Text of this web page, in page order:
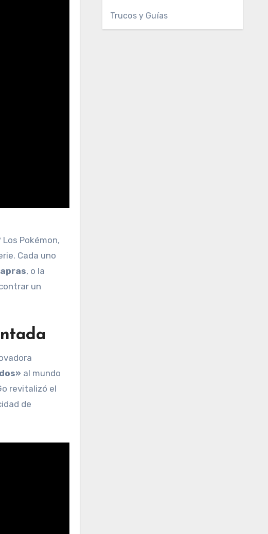
Los Pokémon,
Cada uno
, o la
un
al mundo
revitalizó el
de
Trucos y Guías